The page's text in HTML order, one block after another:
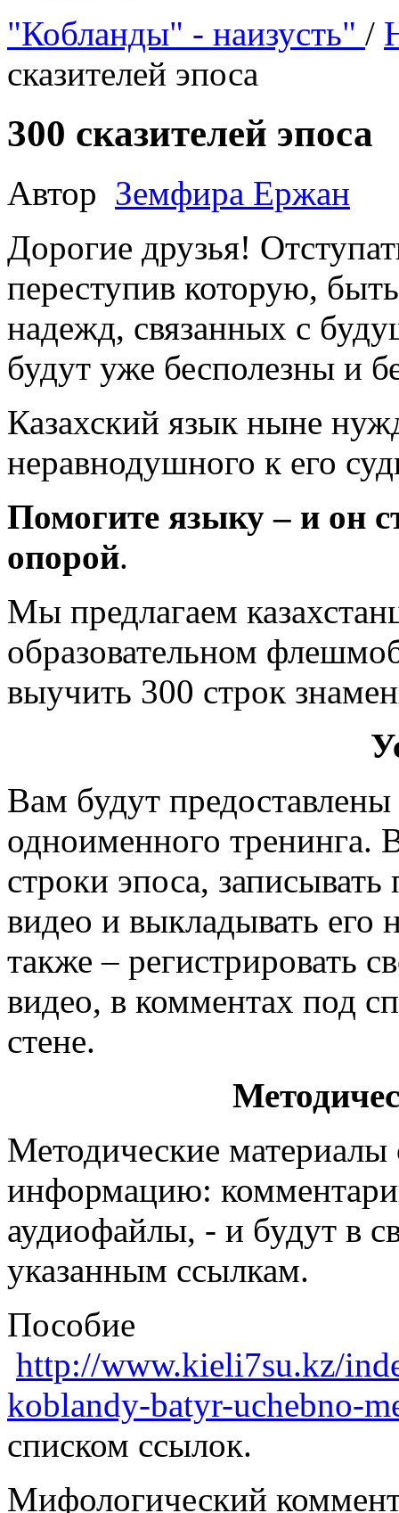
"Кобланды" - наизусть" /
сказителей эпоса
300 сказителей эпоса
Автор Земфира Ержан
Дорогие друзья!
переступив которую,
надежд, связанных с
будут уже бесполезны и
Казахский язык ныне
неравнодушного к его
Помогите языку – и он
опорой.
Мы предлагаем
образовательном
выучить 300 строк
Вам будут
одноименного тренинга.
строки эпоса,
видео и выкладывать его
также – регистрировать
видео, в комментах под
стене.
Методические
информацию:
аудиофайлы, - и будут в
указанным ссылкам.
Пособие
http://www.kieli7su.kz/
koblandy-batyr-uchebno-
списком ссылок.
Мифологический